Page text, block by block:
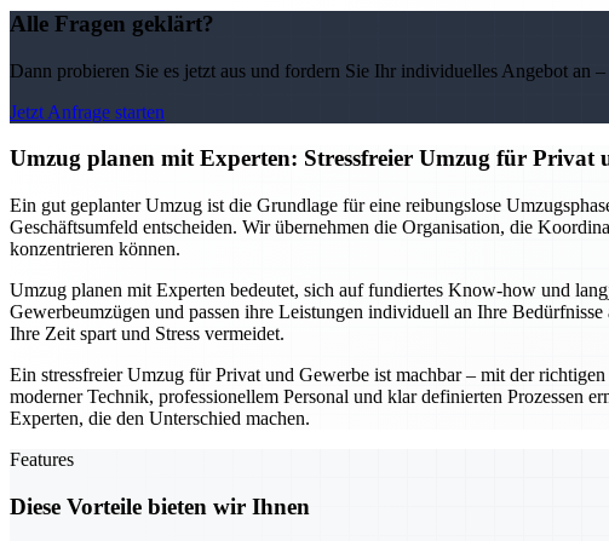
Alle Fragen geklärt?
Dann probieren Sie es jetzt aus und fordern Sie Ihr individuelles Angebot an
Jetzt Anfrage starten
Umzug planen mit Experten: Stressfreier Umzug für Privat
Ein gut geplanter Umzug ist die Grundlage für eine reibungslose
Geschäftsumfeld entscheiden. Wir übernehmen die Organisation, die
konzentrieren können.
Umzug planen mit Experten bedeutet, sich auf fundiertes Know-how und
Gewerbeumzügen und passen ihre Leistungen individuell an Ihre
Ihre Zeit spart und Stress vermeidet.
Ein stressfreier Umzug für Privat und Gewerbe ist machbar – mit der
moderner Technik, professionellem Personal und klar definierten Prozessen
Experten, die den Unterschied machen.
Features
Diese Vorteile bieten wir Ihnen